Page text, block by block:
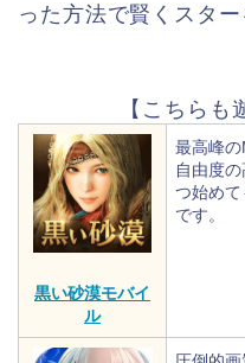
った方法で賢くスタ
【こちらも
黒い砂漠モバイ
ル
最高峰
自由度
つ始め
です。